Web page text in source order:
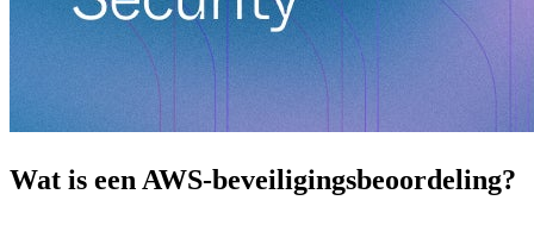
Wat is een AWS-beveiligingsbeoordeling?